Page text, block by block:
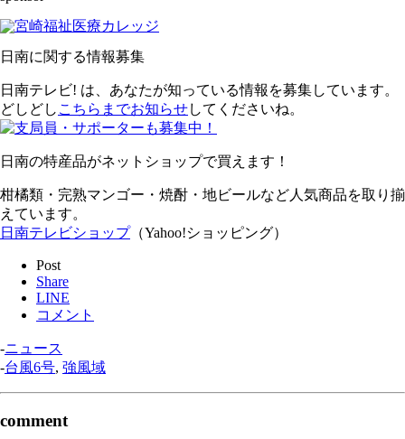
日南に関する情報募集
日南テレビ! は、あなたが知っている情報を募集しています。
どしどし こちらまでお知らせしてくださいね。
日南の特産品がネットショップで買えます！
柑橘類・完熟マンゴー・焼酎・地ビールなど人気商品を取り揃
えています。
日南テレビショップ（Yahoo!ショッピング）
Post
Share
LINE
コメント
-ニュース
-台風6号, 強風域
comment